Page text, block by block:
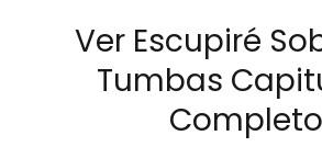
Ver Escupiré
Tumbas
Completo